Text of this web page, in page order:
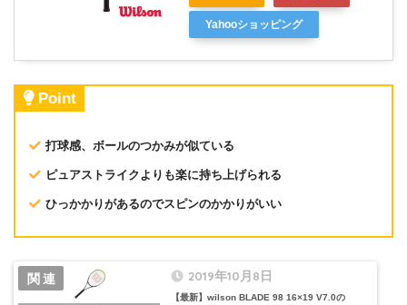
Yahooショッピング
Point
打球感、ボールのつかみが似ている
ピュアストライクよりも楽に持ち上げられる
ひっかかりがあるのでスピンのかかりがいい
2019年10月8日
【最新】wilson BLADE 98 16×19 V7.0の